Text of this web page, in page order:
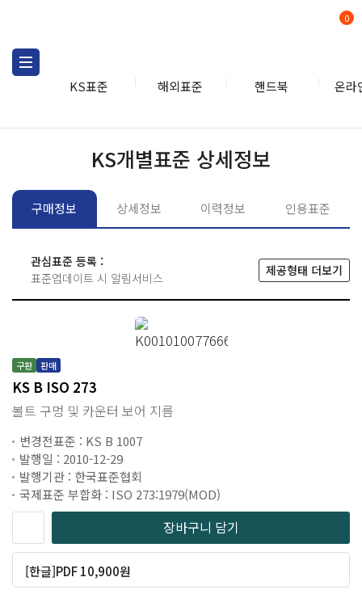
KS표준 해외표준 핸드북 온라
0
KS개별표준 상세정보
구매정보 상세정보 이력정보 인용표준
관심표준 등록 :
표준업데이트 시 알림서비스
제공형태 더보기
구판 판매
KS B ISO 273
볼트 구멍 및 카운터 보어 지름
변경전표준 : KS B 1007
발행일 : 2010-12-29
발행기관 : 한국표준협회
국제표준 부합화 : ISO 273:1979(MOD)
장바구니 담기
[한글]PDF 10,900원